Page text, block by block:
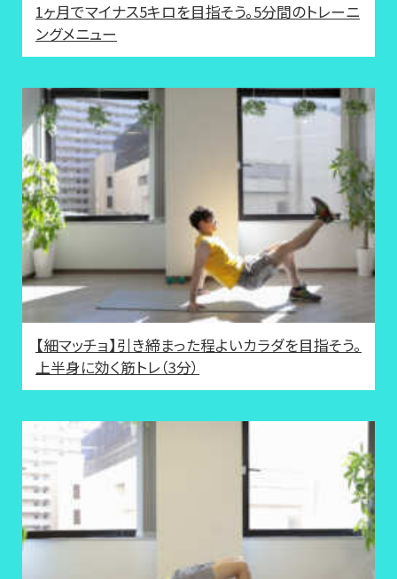
1ヶ月でマイナス5キロを目指そう。5分間のトレーニ
ングメニュー
【細マッチョ】引き締まった程よいカラダを目指そう。
上半身に効く筋トレ（3分）